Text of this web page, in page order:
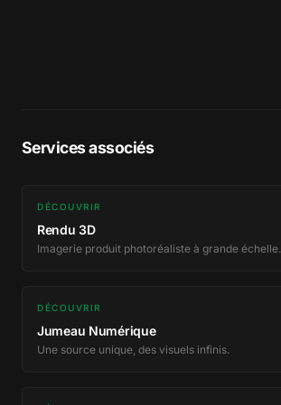
Services associés
DÉCOUVRIR
Rendu 3D
Imagerie produit photoréaliste à grande échelle.
DÉCOUVRIR
Jumeau Numérique
Une source unique, des visuels infinis.